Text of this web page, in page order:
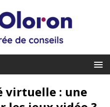
virtuelle : une